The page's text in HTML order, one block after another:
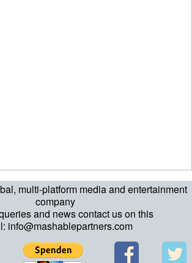
multi-platform media and entertainment
company
and news contact us on this
info@mashablepartners.com